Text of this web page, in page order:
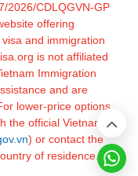
2026/CDLQGVN-GP
offering
and immigration
is not affiliated
Immigration
and are
lower-price options,
the official Vietnam
) or contact the
of residence.